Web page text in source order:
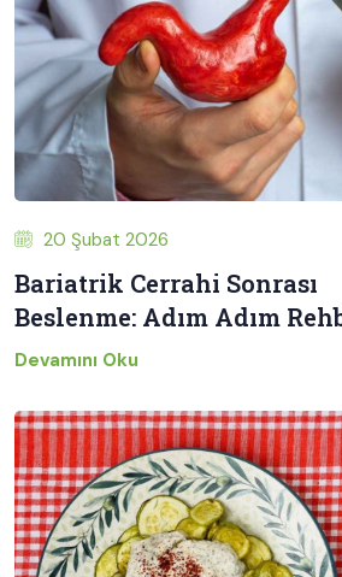
20 Şubat 2026
Bariatrik Cerrahi Sonrası
Beslenme: Adım Adım
Devamını Oku